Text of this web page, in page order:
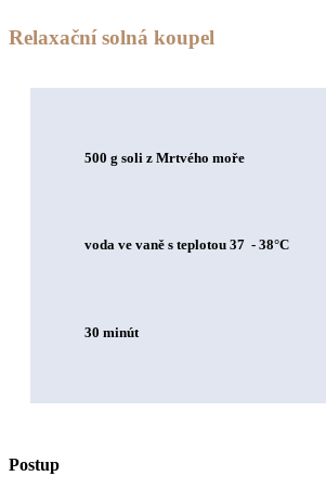
Relaxační solná koupel
500 g soli z Mrtvého moře
voda ve vaně s teplotou 37 - 38°C
30 minút
Postup